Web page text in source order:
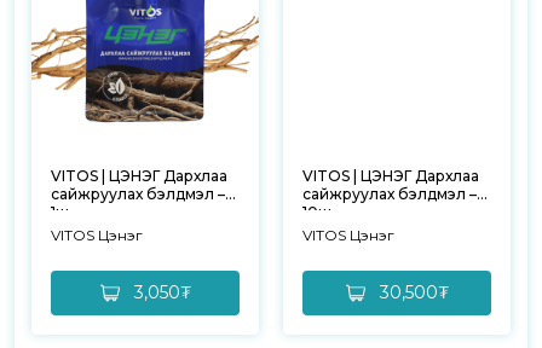
VITOS | ЦЭНЭГ Дархлаа
сайжруулах бэлдмэл –
1ш
VITOS Цэнэг
3,050₮
VITOS | ЦЭНЭГ Дархлаа
сайжруулах бэлдмэл –
10ш
VITOS Цэнэг
30,500₮